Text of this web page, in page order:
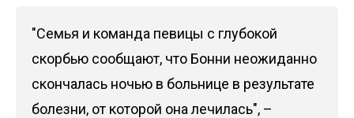
"Семья и команда певицы с глубокой
скорбью сообщают, что Бонни неожиданно
скончалась ночью в больнице в результате
болезни, от которой она лечилась", –